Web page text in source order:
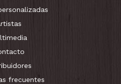
frecuentes